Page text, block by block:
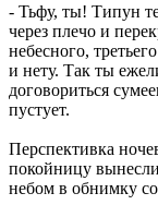
- Тьфу, ты! Типун
через плечо и
небесного,
и нету. Так ты
договориться
пустует.
Перспективка
покойницу
небом в обнимку